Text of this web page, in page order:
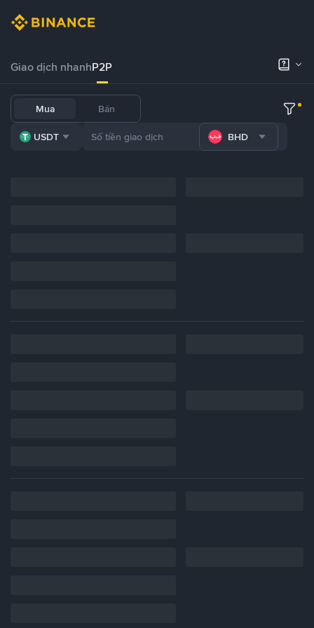
Giao dịch nhanhP2P
Mua Bán
USDT BHD